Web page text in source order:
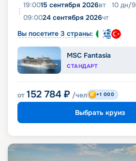
19:0015 сентября 2026вт 10 дн/9
09:0024 сентября 2026чт
Вы посетите 3 страны:
MSC Fantasia
СТАНДАРТ
от 152 784 ₽ /чел +1 000
Выбрать круиз